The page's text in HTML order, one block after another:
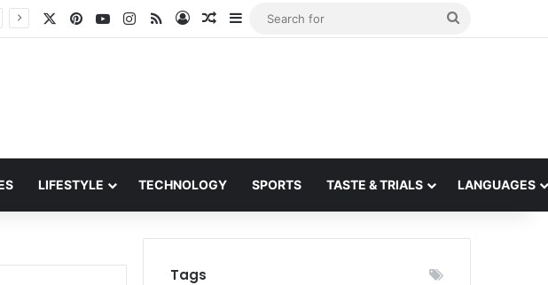
PinterestYouTubeInstagram
RSS Log InRandom Article
Sidebar
LIFESTYLE TECHNOLOGY SPORTS TASTE & TRIALS LANGUAGES
Tags